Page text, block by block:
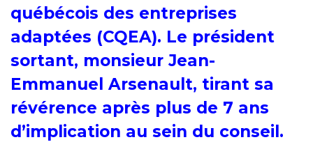
québécois des entreprises
adaptées (CQEA). Le président
sortant, monsieur Jean-
Emmanuel Arsenault, tirant sa
révérence après plus de 7 ans
d’implication au sein du conseil.